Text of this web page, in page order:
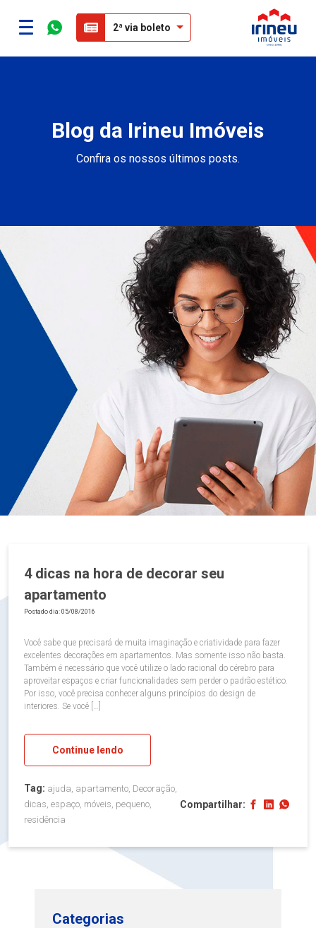
2ª via boleto
Blog da Irineu Imóveis
Confira os nossos últimos posts.
4 dicas na hora de decorar seu
apartamento
Postado dia: 05/08/2016
Você sabe que precisará de muita imaginação e criatividade para fazer
excelentes decorações em apartamentos. Mas somente isso não basta.
Também é necessário que você utilize o lado racional do cérebro para
aproveitar espaços e criar funcionalidades sem perder o padrão estético.
Por isso, você precisa conhecer alguns princípios do design de
interiores. Se você […]
Continue lendo
Tag: ajuda, apartamento, Decoração,
dicas, espaço, móveis, pequeno,
residência
Compartilhar:
Categorias